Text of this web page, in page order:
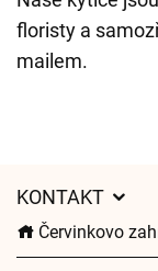
floristy a
mailem.
KONTAKT
Červinkovo